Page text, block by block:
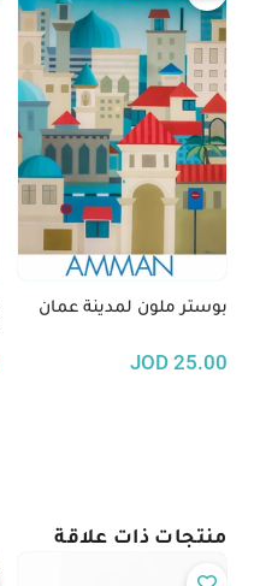
بوستر ملون لمدينة عمان
25.00
JOD
منتجات ذات علاقة